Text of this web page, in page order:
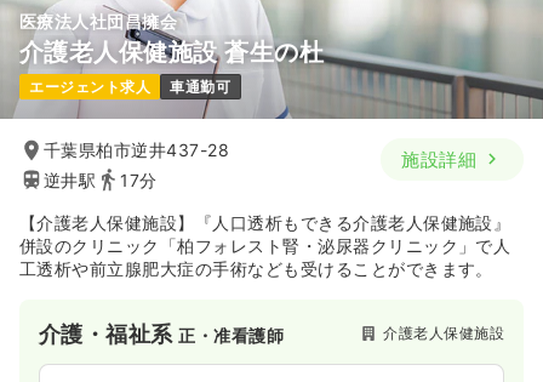
医療法人社団昌擁会
介護老人保健施設 蒼生の杜
エージェント求人 車通勤可
千葉県柏市逆井437-28
逆井駅
17分
施設詳細
【介護老人保健施設】『人口透析もできる介護老人保健施設』
併設のクリニック「柏フォレスト腎・泌尿器クリニック」で人
工透析や前立腺肥大症の手術なども受けることができます。
介護・福祉系正・准看護師 介護老人保健施設